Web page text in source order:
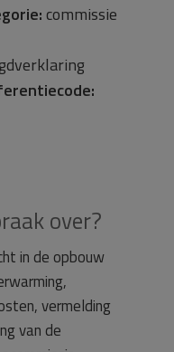
commissie
over?
in de opbouw
vermelding
van de